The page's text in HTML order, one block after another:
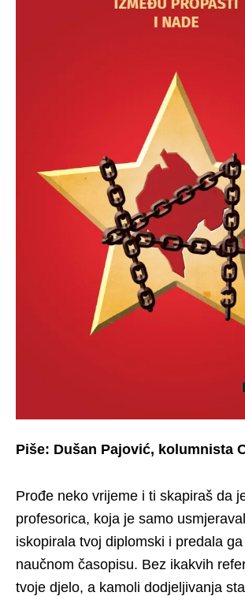
Piše: Dušan Pajović, kolumnista
Prođe neko vrijeme i ti skapiraš da
profesorica, koja je samo
iskopirala tvoj diplomski i predala
naučnom časopisu. Bez ikakvih
tvoje djelo, a kamoli dodjeljivanja